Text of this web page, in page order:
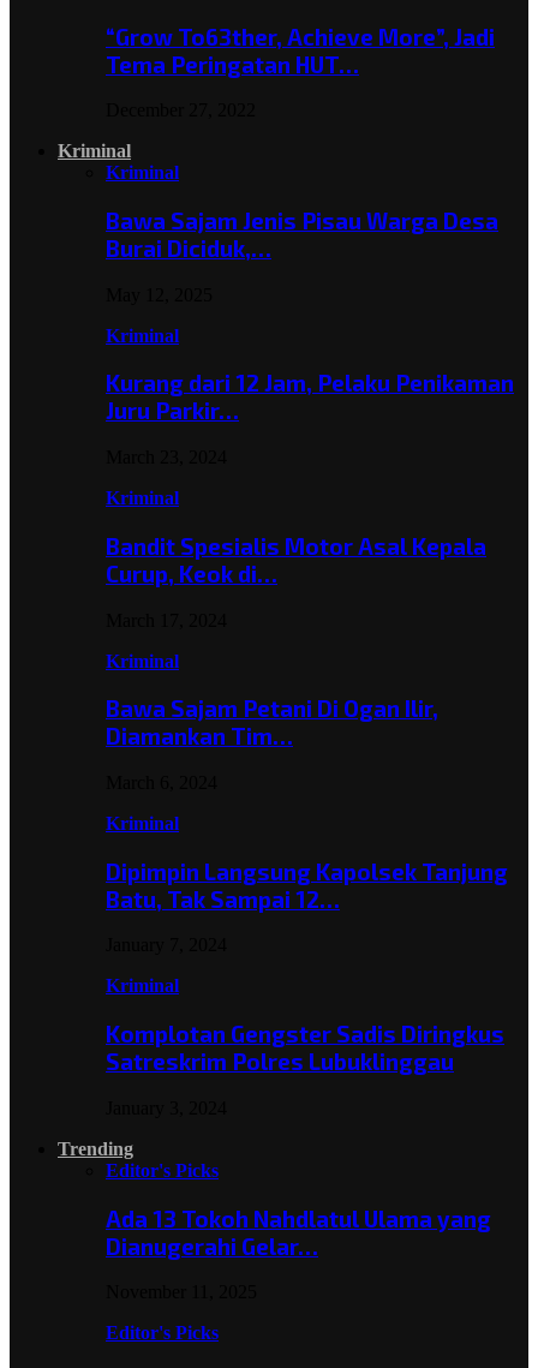
“Grow To63ther, Achieve More”, Jadi
Tema Peringatan HUT…
Kriminal
Kriminal
Bawa Sajam Jenis Pisau Warga Desa
Burai Diciduk,…
Kriminal
Kurang dari 12 Jam, Pelaku Penikaman
Juru Parkir…
Kriminal
Bandit Spesialis Motor Asal Kepala
Curup, Keok di…
Kriminal
Bawa Sajam Petani Di Ogan Ilir,
Diamankan Tim…
Kriminal
Dipimpin Langsung Kapolsek Tanjung
Batu, Tak Sampai 12…
Kriminal
Komplotan Gengster Sadis Diringkus
Satreskrim Polres Lubuklinggau
Trending
Editor's Picks
Ada 13 Tokoh Nahdlatul Ulama yang
Dianugerahi Gelar…
Editor's Picks